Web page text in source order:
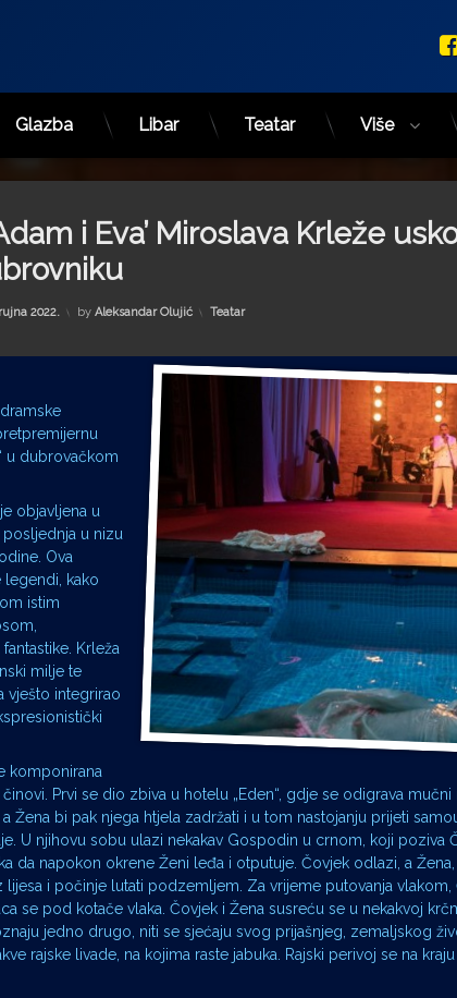
Glazba Libar Teatar Više
i Eva’ Miroslava Krleže
2022. by Aleksandar Olujić Kategorije:
Teatar
u dubrovačkom
objavljena u
posljednja u nizu
Ova
legendi, kako
istim
Krleža
milje te
vješto integrirao
komponirana
Prvi se dio zbiva u hotelu „Eden“, gdje se odigrava
Žena bi pak njega htjela zadržati i u tom nastojanju prijeti
U njihovu sobu ulazi nekakav Gospodin u crnom, koji poziva
da napokon okrene Ženi leđa i otputuje. Čovjek odlazi, a
lijesa i počinje lutati podzemljem. Za vrijeme putovanja vlakom,
se pod kotače vlaka. Čovjek i Žena susreću se u nekakvoj
jedno drugo, niti se sjećaju svog prijašnjeg, zemaljskog
rajske livade, na kojima raste jabuka. Rajski perivoj se na